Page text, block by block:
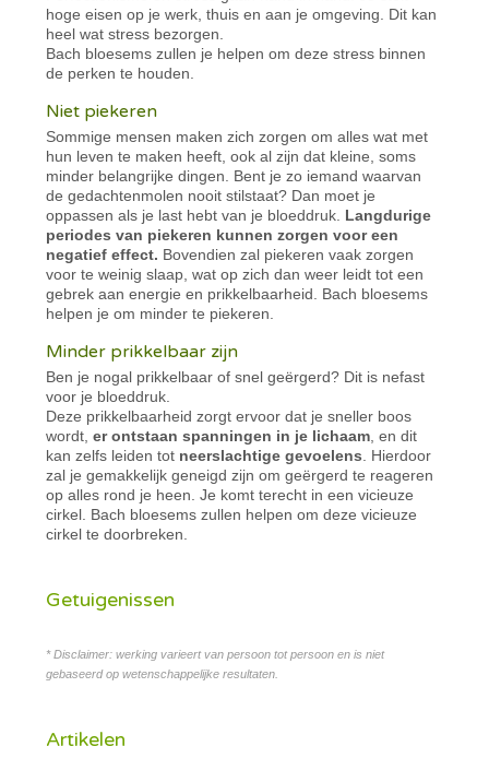
hoge eisen op je werk, thuis en aan je omgeving. Dit kan
heel wat stress bezorgen.
Bach bloesems zullen je helpen om deze stress binnen
de perken te houden.
Niet piekeren
Sommige mensen maken zich zorgen om alles wat met
hun leven te maken heeft, ook al zijn dat kleine, soms
minder belangrijke dingen. Bent je zo iemand waarvan
de gedachtenmolen nooit stilstaat? Dan moet je
oppassen als je last hebt van je bloeddruk. Langdurige
periodes van piekeren kunnen zorgen voor een
negatief effect. Bovendien zal piekeren vaak zorgen
voor te weinig slaap, wat op zich dan weer leidt tot een
gebrek aan energie en prikkelbaarheid. Bach bloesems
helpen je om minder te piekeren.
Minder prikkelbaar zijn
Ben je nogal prikkelbaar of snel geërgerd? Dit is nefast
voor je bloeddruk.
Deze prikkelbaarheid zorgt ervoor dat je sneller boos
wordt,er ontstaan spanningen in je lichaam , en dit
kan zelfs leiden tot neerslachtige gevoelens . Hierdoor
zal je gemakkelijk geneigd zijn om geërgerd te reageren
op alles rond je heen. Je komt terecht in een vicieuze
cirkel. Bach bloesems zullen helpen om deze vicieuze
cirkel te doorbreken.
Getuigenissen
* Disclaimer: werking varieert van persoon tot persoon en is niet
gebaseerd op wetenschappelijke resultaten.
Artikelen